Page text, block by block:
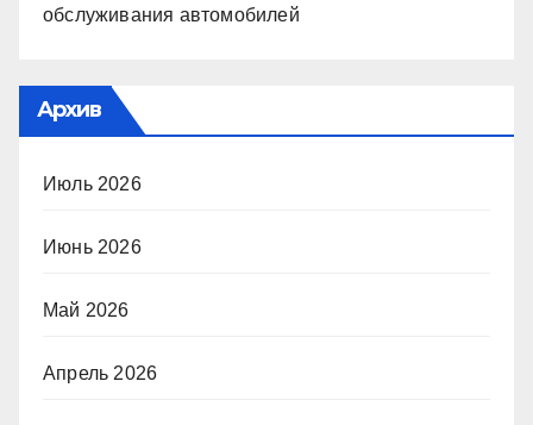
обслуживания автомобилей
Архив
Июль 2026
Июнь 2026
Май 2026
Апрель 2026